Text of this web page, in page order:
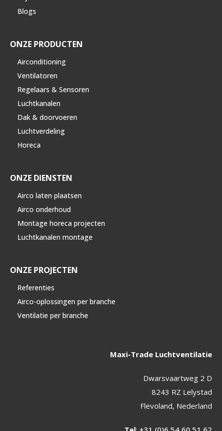
Blogs
ONZE PRODUCTEN
Airconditioning
Ventilatoren
Regelaars & Sensoren
Luchtkanalen
Dak & doorvoeren
Luchtverdeling
Horeca
ONZE DIENSTEN
Airco laten plaatsen
Airco onderhoud
Montage horeca projecten
Luchtkanalen montage
ONZE PROJECTEN
Referenties
Airco-oplossingen per branche
Ventilatie per branche
Maxi-Trade Luchtventilatie
Dwarsvaartweg 2 D
8243 RZ Lelystad
Flevoland, Nederland